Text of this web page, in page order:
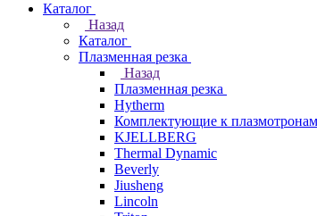
Каталог
Назад
Каталог
Плазменная резка
Назад
Плазменная резка
Hytherm
Комплектующие к
KJELLBERG
Thermal Dynamic
Beverly
Jiusheng
Lincoln